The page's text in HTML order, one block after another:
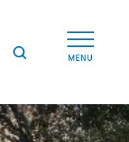
MENU
Voir les photos (2)